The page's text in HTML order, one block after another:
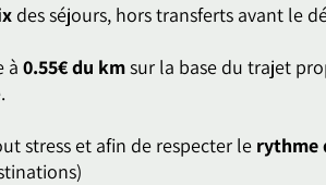
des séjours, hors transferts avant le
à 0.55€ du kmsur la base du trajet
stress et afin de respecter le rythme